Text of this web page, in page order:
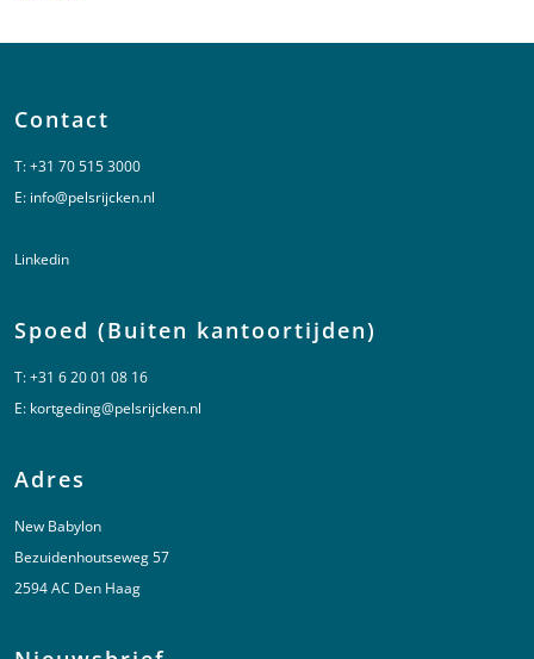
Contact
T:+31 70 515 3000
E: info@pelsrijcken.nl
Linkedin
Spoed (Buiten kantoortijden)
T:+31 6 20 01 08 16
E: kortgeding@pelsrijcken.nl
Adres
New Babylon
Bezuidenhoutseweg 57
2594 AC Den Haag